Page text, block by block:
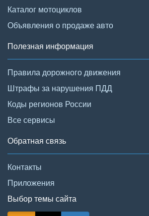
Каталог мотоциклов
Объявления о продаже авто
Полезная информация
Правила дорожного движения
Штрафы за нарушения ПДД
Коды регионов России
Все сервисы
Обратная связь
Контакты
Приложения
Выбор темы сайта